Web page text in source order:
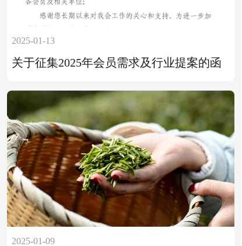
2025-01-13
关于征集2025年会员需求及行业提案的函
2025-01-09